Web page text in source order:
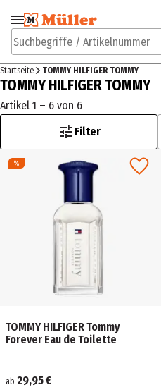
Zur Navigation
springen
Suchbegriffe / Artikelnummer
Startseite TOMMY HILFIGER TOMMY
TOMMY HILFIGER TOMMY
Artikel 1 – 6 von 6
Filter
TOMMY HILFIGER Tommy
Forever Eau de Toilette
ab 29,95 €